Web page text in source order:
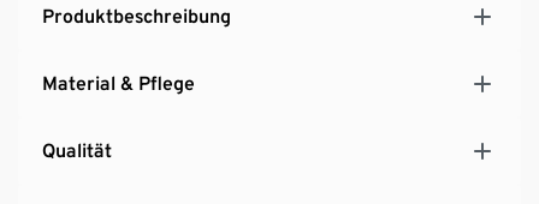
Produktbeschreibung
Material & Pflege
Qualität